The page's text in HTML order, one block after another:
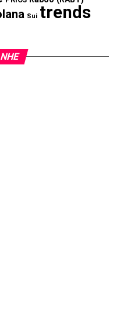
Sui trends